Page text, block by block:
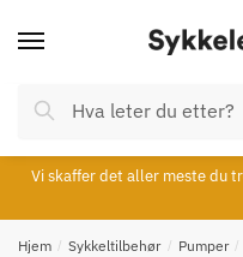
Søk
etter:
Søk
Vi skaffer det aller meste du
Hjem / Sykkeltilbehør / Pumper /